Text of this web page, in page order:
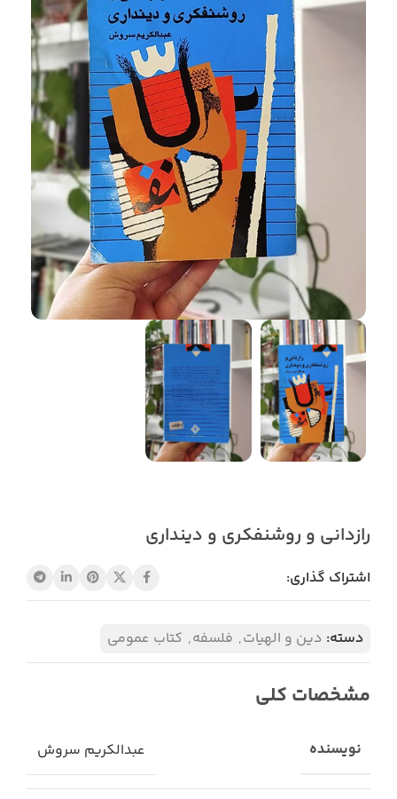
رازدانی و روشنفکری و دینداری
اشتراک گذاری:
دسته: دین و الهیات, فلسفه, کتاب عمومی
مشخصات کلی
نویسنده عبدالکریم سروش